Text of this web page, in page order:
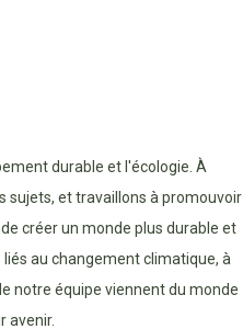
durable et l'écologie. À
sujets, et travaillons à promouvoir
créer un monde plus durable et
au changement climatique, à
notre équipe viennent du monde
avenir.